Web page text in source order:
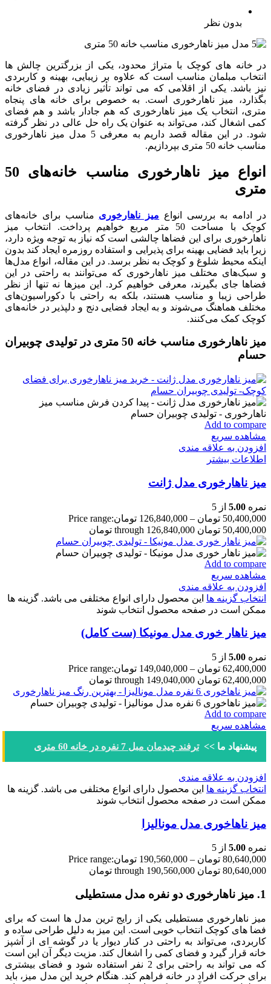
بدون نظر
در خانه‌ های کوچک با متراژ محدود، یکی از بزرگترین چالش‌ ها
انتخاب مبلمان مناسب است که علاوه بر زیبایی، بهینه و کاربردی
نیز باشد. یکی از اقلامی که می‌ تواند تأثیر زیادی در فضای خانه
بگذارد، میز ناهارخوری است. به خصوص برای خانه‌ های پنجاه
متری، انتخاب یک میز ناهارخوری که هم جادار باشد و هم فضای
کمی اشغال کند، می‌تواند به عنوان یک راه‌ حل عالی در نظر گرفته
شود. در این مقاله قصد داریم به معرفی 5 مدل میز ناهارخوری
مناسب خانه 50 متری بپردازیم.
انواع میز ناهارخوری مناسب خانه‌های 50
متری
در ادامه به بررسی انواع میز ناهارخوری مناسب برای خانه‌های
کوچک با مساحت 50 متر مربع خواهیم پرداخت. انتخاب میز
ناهارخوری برای این فضاها چالشی است که نیاز به توجه ویژه دارد،
زیرا باید فضایی بهینه برای پذیرایی و استفاده روزمره ایجاد کند بدون
اینکه محیط شلوغ و کوچک به نظر برسد. در این مقاله، انواع مدل‌ها
و سبک‌های مختلف میز ناهارخوری که می‌توانند به راحتی در این
فضاها جای بگیرند، معرفی خواهیم کرد. این میزها نه تنها از نظر
طراحی زیبا و مناسب هستند، بلکه به راحتی با دکوراسیون‌های
مختلف هماهنگ می‌شوند و به ایجاد فضایی دنج و دلپذیر در خانه‌های
کوچک کمک می‌کنند.
میز ناهارخوری مناسب خانه 50 متری در تولیدی چوبیران
حسام
Add to compare
مشاهده سریع
افزودن به علاقه مندی
اطلاعات بیشتر
میز ناهارخوری مدل ژانت
نمره 5.00 از 5
50,400,000 تومان –
126,840,000 تومانPrice range:
50,400,000 تومان through 126,840,000 تومان
Add to compare
مشاهده سریع
افزودن به علاقه مندی
انتخاب گزینه ها این محصول دارای انواع مختلفی می باشد. گزینه ها
ممکن است در صفحه محصول انتخاب شوند
میز ناهار خوری مدل مونیکا (ست کامل)
نمره 5.00 از 5
62,400,000 تومان –
149,040,000 تومانPrice range:
62,400,000 تومان through 149,040,000 تومان
Add to compare
مشاهده سریع
پیشنهاد ما >> ترفند چیدمان مبل 7 نفره در خانه‌ 60 متری
افزودن به علاقه مندی
انتخاب گزینه ها این محصول دارای انواع مختلفی می باشد. گزینه ها
ممکن است در صفحه محصول انتخاب شوند
میز ناهاخوری مدل مونالیزا
نمره 5.00 از 5
80,640,000 تومان –
190,560,000 تومانPrice range:
80,640,000 تومان through 190,560,000 تومان
1. میز ناهارخوری دو نفره مدل مستطیلی
میز ناهارخوری مستطیلی یکی از رایج‌ ترین مدل‌ ها است که برای
فضا های کوچک انتخاب خوبی است. این میز به دلیل طراحی ساده و
کاربردی، می‌تواند به راحتی در کنار دیوار یا در گوشه‌ ای از آشپز
خانه قرار گیرد و فضای کمی را اشغال کند. مزیت دیگر آن این است
که می‌ تواند به راحتی برای 2 نفر استفاده شود و فضای بیشتری
برای حرکت افراد در خانه فراهم کند. هنگام خرید این مدل میز، باید